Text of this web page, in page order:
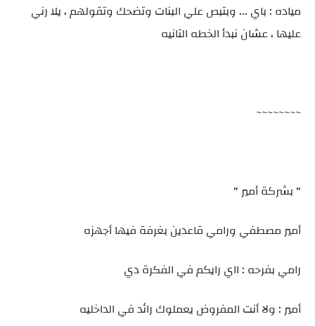
مياده : باي ... وبتبص علي البنات وتضحك وتقولهم ، يلا رني
عليها ، عشان نبدأ الخطه التانيه
~~~~~~~~
" بشركة أمير "
أمير مصطفي ورامي قاعدين بغرفة فيها أجهزه
رامي بفرحه : ااي رايكم في الفكرة دي
أمير : ولا أنت المفروض يعملوك رائد في الداخليه